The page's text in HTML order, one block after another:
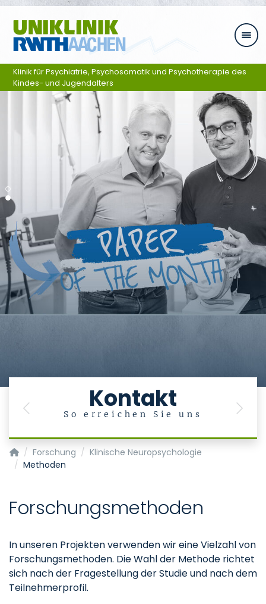
Ga naar navigatie
Kontakt
So erreichen Sie uns
Previous Next
Klinik für Psychiatrie, Psychosomatik und Psychotherapie des
Kindes- und Jugendalters
Klinik für Psychiatrie, Psychosomatik und Psychotherapie
Forschung
Klinische Neuropsychologie
Methoden
Forschungsmethoden
In unseren Projekten verwenden wir eine Vielzahl von
Forschungsmethoden. Die Wahl der Methode richtet
sich nach der Fragestellung der Studie und nach dem
Teilnehmerprofil.